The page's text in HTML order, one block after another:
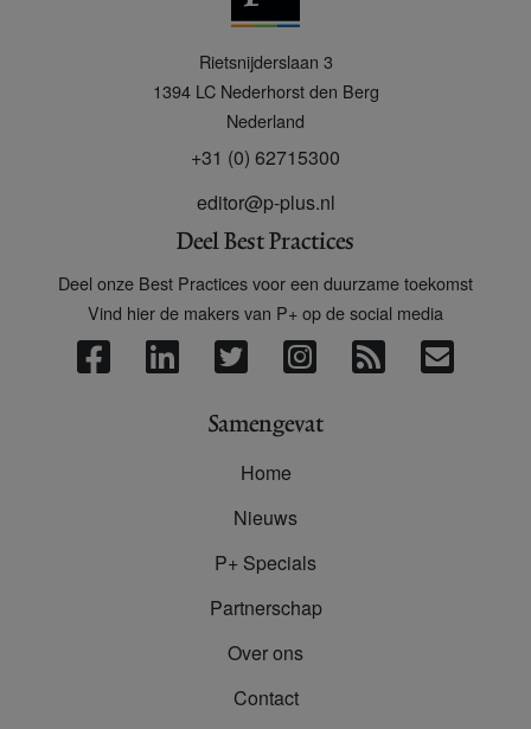
Rietsnijderslaan 3
1394 LC Nederhorst den Berg
Nederland
+31 (0) 62715300
editor@p-plus.nl
Deel Best Practices
Deel onze Best Practices voor een duurzame toekomst
Vind hier de makers van P+ op de social media
Samengevat
Home
Nieuws
P+ Specials
Partnerschap
Over ons
Contact